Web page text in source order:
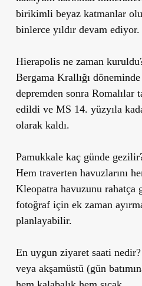
birikimli beyaz katmanlar
binlerce yıldır devam ediyor.
Hierapolis ne zaman
Bergama Krallığı
depremden sonra Romalılar
edildi ve MS 14. yüzyıla
olarak kaldı.
Pamukkale kaç günde
Hem traverten havuzlarını
Kleopatra havuzunu
fotoğraf için ek zaman
planlayabilir.
En uygun ziyaret saati nedir?
veya akşamüstü (gün